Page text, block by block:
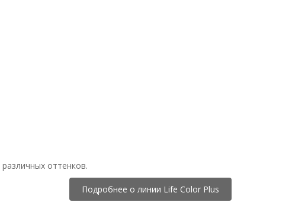
оттенков.
Подробнее о линии Life Color Plus